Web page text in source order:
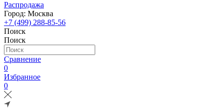
Распродажа
Город: Москва
+7 (499) 288-85-56
Поиск
Поиск
Сравнение
0
Избранное
0